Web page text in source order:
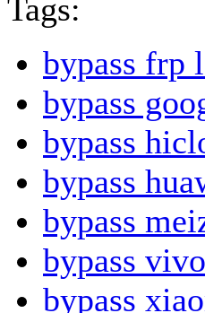
Tags:
bypass frp
bypass
bypass
bypass
bypass
bypass
bypass